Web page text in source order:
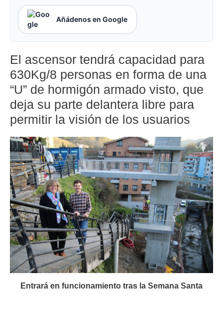
Añádenos en Google
El ascensor tendrá capacidad para
630Kg/8 personas en forma de una
“U” de hormigón armado visto, que
deja su parte delantera libre para
permitir la visión de los usuarios
Entrará en funcionamiento tras la Semana Santa